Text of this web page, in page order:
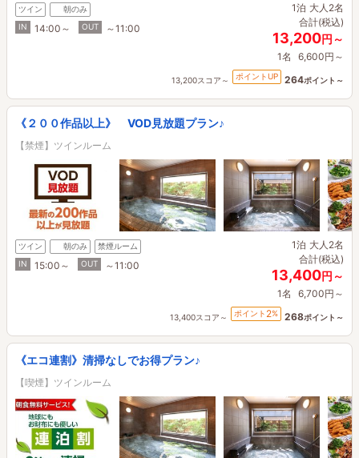
ツイン
朝のみ
IN
14:00～ OUT ～11:00
1泊 大人2名
合計(税込)
13,200円～
1名 6,600円～
13,200スコア～ ポイントUP 264ポイント～
《２００作品以上》 VOD見放題プラン♪
【禁煙】ツインルーム
ツイン 朝のみ
禁煙ルーム
IN
15:00～ OUT ～11:00
1泊 大人2名
合計(税込)
13,400円～
1名 6,700円～
13,400スコア～ ポイント 2% 268ポイント～
《エコ連割》清掃なしでお得プラン♪
【喫煙】ツインルーム